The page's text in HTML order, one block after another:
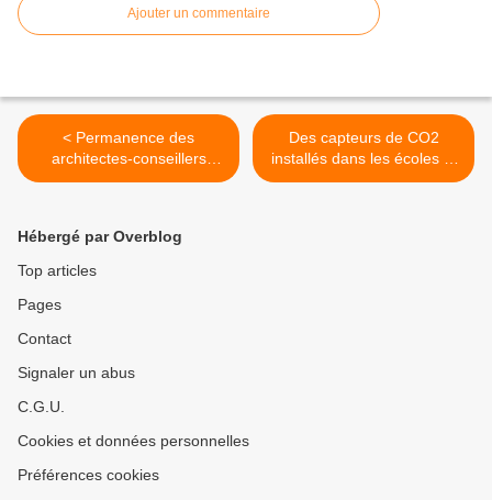
Ajouter un commentaire
< Permanence des
architectes-conseillers
CAUE 70
Des capteurs de CO2
installés dans les écoles et
au périscolaire >
Hébergé par Overblog
Top articles
Pages
Contact
Signaler un abus
C.G.U.
Cookies et données personnelles
Préférences cookies